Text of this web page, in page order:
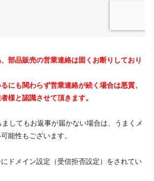
部品販売の営業連絡は固くお断りしており
にも関わらず営業連絡が続く場合は悪質、
様と認識させて頂きます。
してもお返事が届かない場合は、うまくメ
能性もございます。
ドメイン設定（受信拒否設定）をされてい